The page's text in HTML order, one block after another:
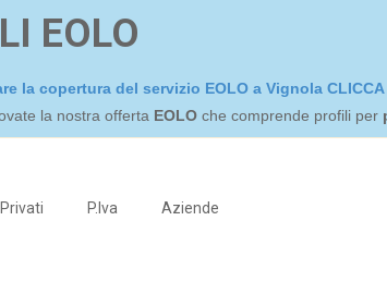
EOLO
la copertura del servizio EOLO a Vignola CLICCA
la nostra offerta EOLO che comprende profili per
Privati P.Iva Aziende